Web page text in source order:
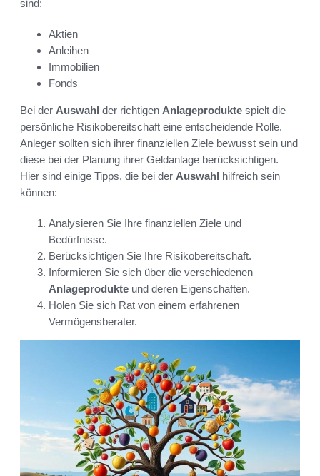
sind:
Aktien
Anleihen
Immobilien
Fonds
Bei der Auswahl der richtigen Anlageprodukte spielt die
persönliche Risikobereitschaft eine entscheidende Rolle.
Anleger sollten sich ihrer finanziellen Ziele bewusst sein und
diese bei der Planung ihrer Geldanlage berücksichtigen.
Hier sind einige Tipps, die bei der Auswahl hilfreich sein
können:
Analysieren Sie Ihre finanziellen Ziele und
Bedürfnisse.
Berücksichtigen Sie Ihre Risikobereitschaft.
Informieren Sie sich über die verschiedenen
Anlageprodukte und deren Eigenschaften.
Holen Sie sich Rat von einem erfahrenen
Vermögensberater.